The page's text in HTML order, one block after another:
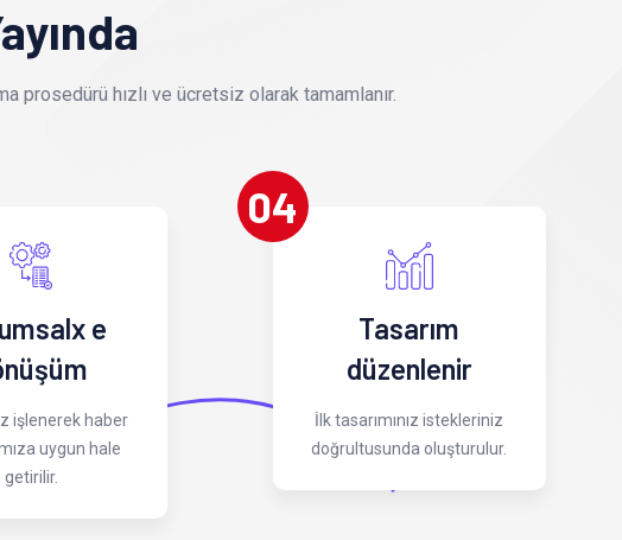
prosedürü hızlı ve ücretsiz olarak tamamlanır.
e
işlenerek haber
uygun hale
getirilir.
04
Tasarım
düzenlenir
İlk tasarımınız istekleriniz
doğrultusunda oluşturulur.